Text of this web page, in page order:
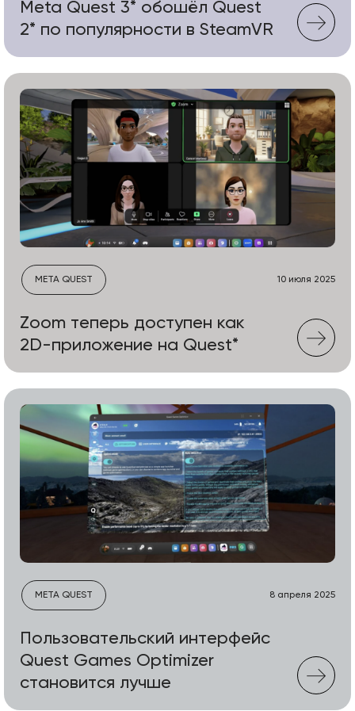
Meta Quest 3* обошёл Quest
2* по популярности в SteamVR
META QUEST 10 июля 2025
Zoom теперь доступен как
2D-приложение на Quest*
META QUEST 8 апреля 2025
Пользовательский интерфейс
Quest Games Optimizer
становится лучше